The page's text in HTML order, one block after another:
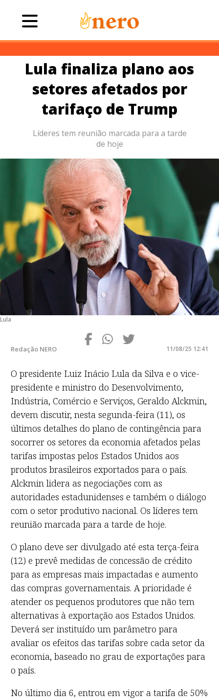
Lula finaliza plano aos
setores afetados por
tarifaço de Trump
Líderes tem reunião marcada para a tarde
de hoje
Lula
Redação NERO 11/08/25 12:41
O presidente Luiz Inácio Lula da Silva e o vice-
presidente e ministro do Desenvolvimento,
Indústria, Comércio e Serviços, Geraldo Alckmin,
devem discutir, nesta segunda-feira (11), os
últimos detalhes do plano de contingência para
socorrer os setores da economia afetados pelas
tarifas impostas pelos Estados Unidos aos
produtos brasileiros exportados para o país.
Alckmin lidera as negociações com as
autoridades estadunidenses e também o diálogo
com o setor produtivo nacional. Os líderes tem
reunião marcada para a tarde de hoje.
O plano deve ser divulgado até esta terça-feira
(12) e prevê medidas de concessão de crédito
para as empresas mais impactadas e aumento
das compras governamentais. A prioridade é
atender os pequenos produtores que não tem
alternativas à exportação aos Estados Unidos.
Deverá ser instituído um parâmetro para
avaliar os efeitos das tarifas sobre cada setor da
economia, baseado no grau de exportações para
o país.
No último dia 6, entrou em vigor a tarifa de 50%